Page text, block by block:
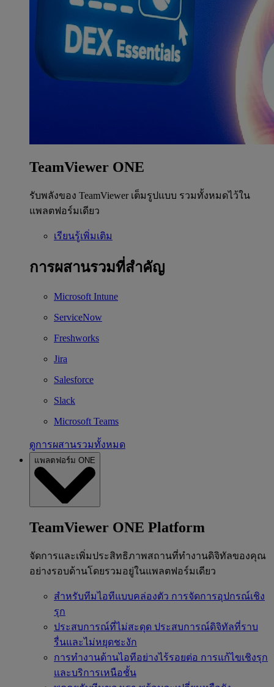
TeamViewer ONE
รับพลังของ TeamViewer เต็มรูปแบบ รวมทั้งหมดไว้ใน
แพลตฟอร์มเดียว
เรียนรู้เพิ่มเติม
การผสานรวมที่สำคัญ
Microsoft Intune
ServiceNow
Freshworks
Jira
Salesforce
Slack
Microsoft Teams
ดูการผสานรวมทั้งหมด
แพลตฟอร์ม ONE
TeamViewer ONE Platform
จัดการและเพิ่มประสิทธิภาพสถานที่ทำงานดิจิทัลของคุณ
อย่างรอบด้านโดยรวมอยู่ในแพลตฟอร์มเดียว
สำหรับทีมไอทีแบบคล่องตัว การจัดการอุปกรณ์เชิง
รุก
ประสบการณ์ที่ไม่สะดุด ประสบการณ์ดิจิทัลที่ราบ
รื่นและไม่หยุดชะงัก
การทำงานด้านไอทีอย่างไร้รอยต่อ การแก้ไขเชิงรุก
และบริการเหนือชั้น